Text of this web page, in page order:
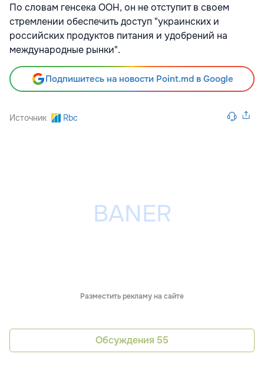
По словам генсека ООН, он не отступит в своем
стремлении обеспечить доступ "украинских и
российских продуктов питания и удобрений на
международные рынки".
Подпишитесь на новости Point.md в Google
Источник Rbc
Разместить рекламу на сайте
Обсуждения 55